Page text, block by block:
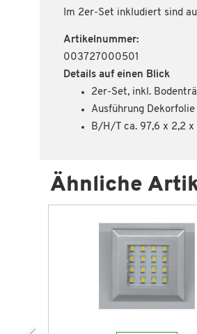
Im 2er-Set inkludiert sind
Artikelnummer:
003727000501
Details auf einen Blick
2er-Set, inkl.
Ausführung Dekorfolie
B/H/T ca. 97,6 x 2,2 x
Ähnliche